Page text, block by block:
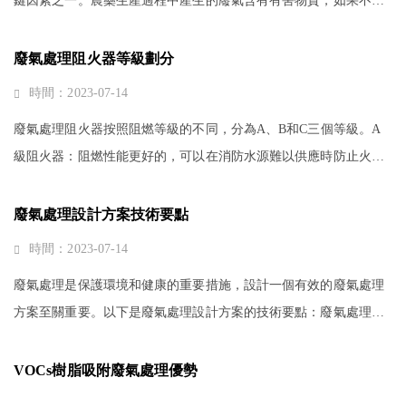
處理設備至關重要。在選擇合···
廢氣處理阻火器等級劃分
時間：2023-07-14
廢氣處理阻火器按照阻燃等級的不同，分為A、B和C三個等級。A
級阻火器：阻燃性能更好的，可以在消防水源難以供應時防止火災
器：阻燃性能相對較差，主要用···
廢氣處理設計方案技術要點
時間：2023-07-14
廢氣處理是保護環境和健康的重要措施，設計一個有效的廢氣處理
方案至關重要。以下是廢氣處理設計方案的技術要點：廢氣處理設
對廢氣進行詳細的成分分析。···
VOCs樹脂吸附廢氣處理優勢